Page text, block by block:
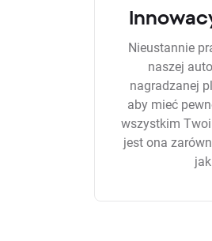
Nieustannie
naszej
nagradzanej
aby mieć
wszystkim
jest ona